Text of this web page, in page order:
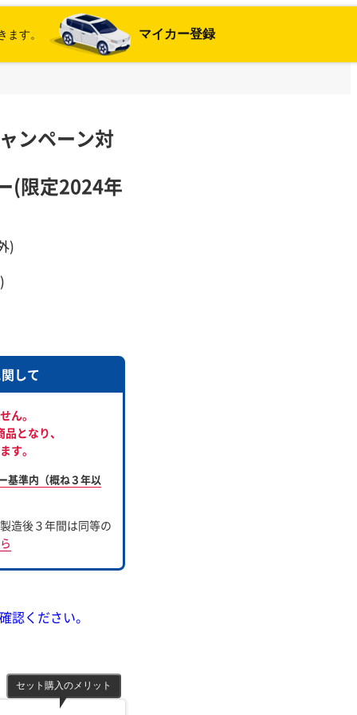
ます。 マイカー登録
ンペーン対
(限定2024年
)
して
ん。
となり、
す。
基準内（概ね３年以
造後３年間は同等の
認ください。
セット購入のメリット